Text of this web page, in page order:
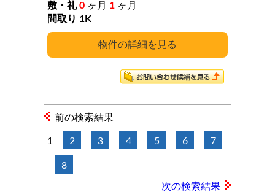
詳細
0 ヶ月 1 ヶ月
1K
前の検索結果
1 2 3 4 5 6 7
8
次の検索結果